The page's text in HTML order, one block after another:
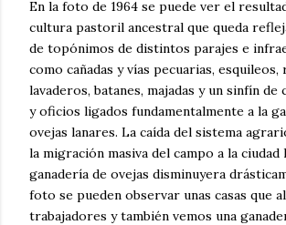
En la foto de 1964 se puede ver el
cultura pastoril ancestral que queda
de topónimos de distintos parajes e
como cañadas y vías pecuarias, esquileos,
lavaderos, batanes, majadas y un sinfín
y oficios ligados fundamentalmente a la
ovejas lanares. La caída del sistema
la migración masiva del campo a la ciudad
ganadería de ovejas disminuyera
foto se pueden observar unas casas que
trabajadores y también vemos una